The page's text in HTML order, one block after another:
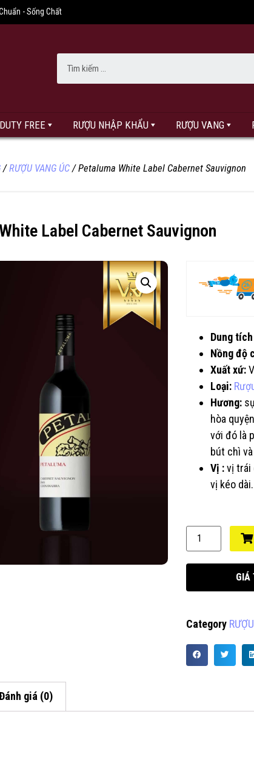
- Sống Chất
FREE RƯỢU NHẬP KHẨU RƯỢU VANG
/RƯỢU VANG ÚC/ Petaluma White Label Cabernet Sauvignon
Label Cabernet Sauvignon
Dung
Nồng độ
Xuất xứ:
Loại:
Hương:
hòa
với đó là
bút chì
Vị :vị trái
vị kéo dài.
GIÁ
Category
giá (0)